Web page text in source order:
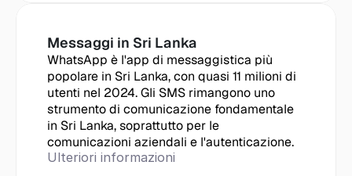
Messaggi in Sri Lanka
WhatsApp è l'app di messaggistica più
popolare in Sri Lanka, con quasi 11 milioni di
utenti nel 2024. Gli SMS rimangono uno
strumento di comunicazione fondamentale
in Sri Lanka, soprattutto per le
comunicazioni aziendali e l'autenticazione.
Ulteriori informazioni